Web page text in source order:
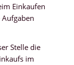
Einkaufen
Stelle die
im